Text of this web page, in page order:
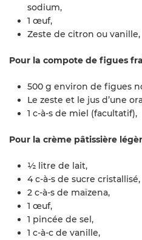
sodium,
1 œuf,
Zeste de citron ou vanille,
Pour la compote de figues
500 g environ de figues
Le zeste et le jus d’une
1 c-à-s de miel (facultatif),
Pour la crème pâtissière
½ litre de lait,
4 c-à-s de sucre cristallisé,
2 c-à-s de maïzena,
1 œuf,
1 pincée de sel,
1 c-à-c de vanille,